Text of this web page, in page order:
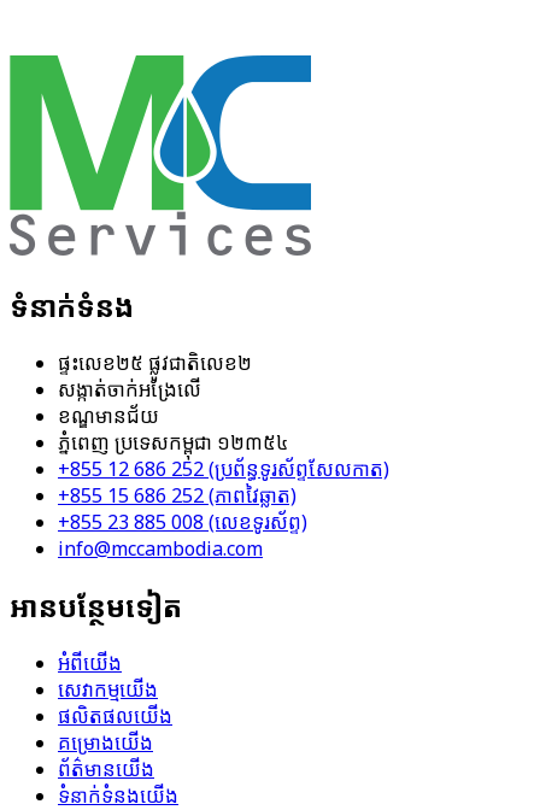
ទំនាក់ទំនង
ផ្ទះ​លេខ​២៥​ ផ្លូវ​ជាតិ​លេខ​២
សង្កាត់​ចាក់អង្រែលើ
ខណ្ឌ​មានជ័យ
ភ្នំពេញ ប្រទេសកម្ពុជា​ ១២៣៥៤
+855 12 686 252 (ប្រព័ន្ធ​ទូរស័ព្ទ​សែល​កាត)
+855 15 686 252 (ភាពវៃឆ្លាត)
+855 23 885 008 (លេខ​ទូរស័ព្ទ)
info@mccambodia.com
អាន​បន្ថែម​ទៀត
អំពីយើង
សេវាកម្ម​យើង
ផលិតផលយើង
គម្រោងយើង
ព័ត៌មានយើង
ទំនាក់​ទំនង​យើង